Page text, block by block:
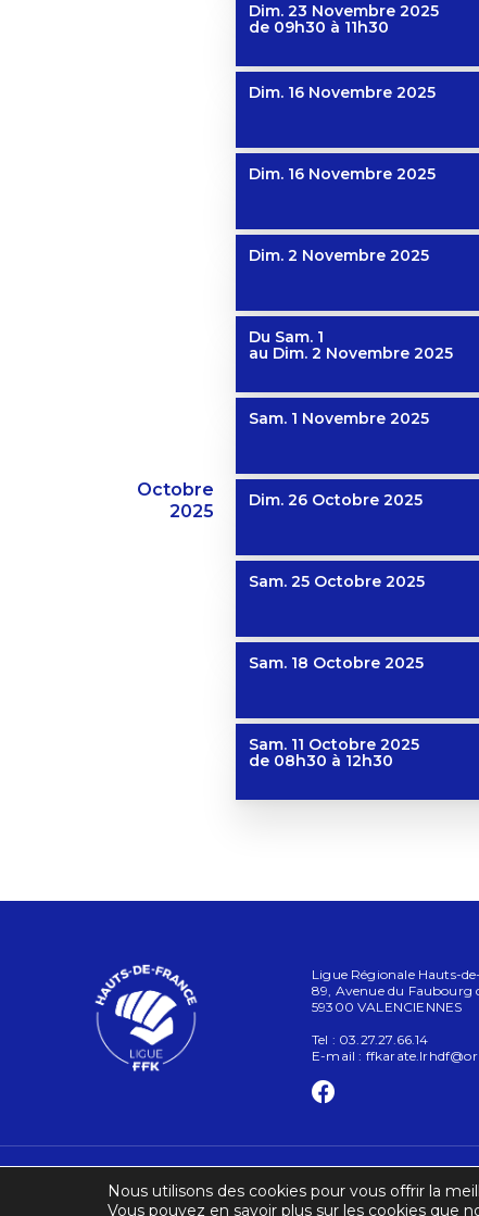
Dim. 23 Novembre 2025
de 09h30 à 11h30
Dim. 16 Novembre 2025
Dim. 16 Novembre 2025
Dim. 2 Novembre 2025
Du Sam. 1
au Dim. 2 Novembre 2025
Sam. 1 Novembre 2025
Octobre
2025
Dim. 26 Octobre 2025
Sam. 25 Octobre 2025
Sam. 18 Octobre 2025
Sam. 11 Octobre 2025
de 08h30 à 12h30
Ligue Régionale Hauts-
89, Avenue du Faubourg
59300 VALENCIENNES
Tel : 03.27.27.66.14
E-mail :
Nous utilisons des cookies pour vous offrir la
Vous pouvez en savoir plus sur les cookies que